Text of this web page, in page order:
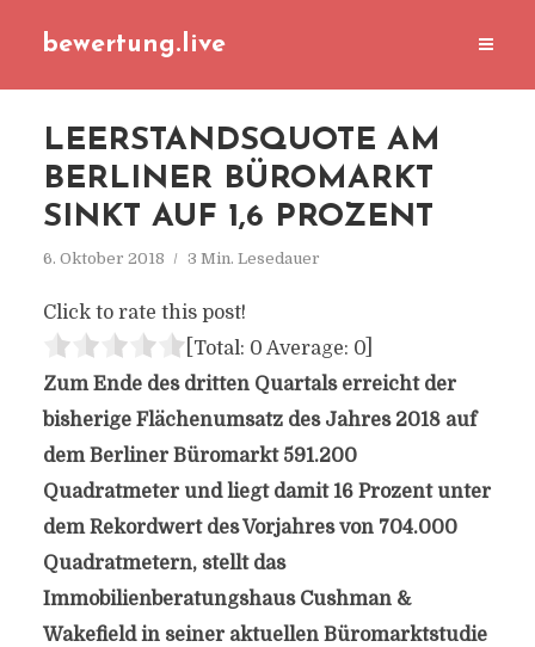
bewertung.live
LEERSTANDSQUOTE AM
BERLINER BÜROMARKT
SINKT AUF 1,6 PROZENT
6. Oktober 2018 3 Min. Lesedauer
Click to rate this post!
[Total: 0 Average: 0]
Zum Ende des dritten Quartals erreicht der
bisherige Flächenumsatz des Jahres 2018 auf
dem Berliner Büromarkt 591.200
Quadratmeter und liegt damit 16 Prozent unter
dem Rekordwert des Vorjahres von 704.000
Quadratmetern, stellt das
Immobilienberatungshaus Cushman &
Wakefield in seiner aktuellen Büromarktstudie